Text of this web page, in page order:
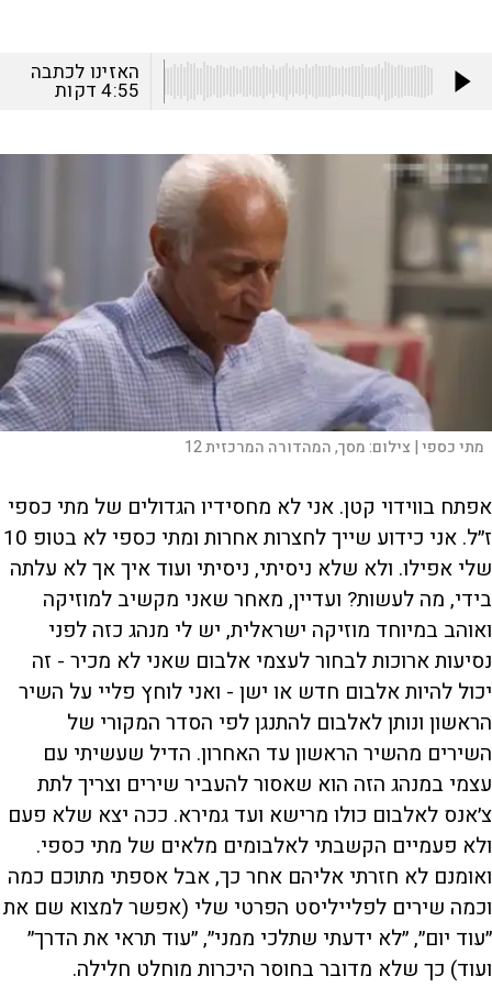
האזינו לכתבה
4:55דקות
מתי כספי | צילום:מסך, המהדורה המרכזית 12
אפתח בווידוי קטן. אני לא מחסידיו הגדולים של מתי כספי
ז״ל. אני כידוע שייך לחצרות אחרות ומתי כספי לא בטופ 10
שלי אפילו. ולא שלא ניסיתי, ניסיתי ועוד איך אך לא עלתה
בידי, מה לעשות? ועדיין, מאחר שאני מקשיב למוזיקה
ואוהב במיוחד מוזיקה ישראלית, יש לי מנהג כזה לפני
נסיעות ארוכות לבחור לעצמי אלבום שאני לא מכיר - זה
יכול להיות אלבום חדש או ישן - ואני לוחץ פליי על השיר
הראשון ונותן לאלבום להתנגן לפי הסדר המקורי של
השירים מהשיר הראשון עד האחרון. הדיל שעשיתי עם
עצמי במנהג הזה הוא שאסור להעביר שירים וצריך לתת
צ׳אנס לאלבום כולו מרישא ועד גמירא. ככה יצא שלא פעם
ולא פעמיים הקשבתי לאלבומים מלאים של מתי כספי.
ואומנם לא חזרתי אליהם אחר כך, אבל אספתי מתוכם כמה
וכמה שירים לפלייליסט הפרטי שלי (אפשר למצוא שם את
״עוד יום״, ״לא ידעתי שתלכי ממני״, ״עוד תראי את הדרך״
ועוד) כך שלא מדובר בחוסר היכרות מוחלט חלילה.